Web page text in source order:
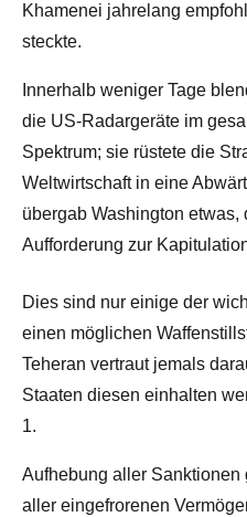
Khamenei jahrelang
steckte.
Innerhalb weniger Tage
die US-Radargeräte im
Spektrum; sie rüstete die
Weltwirtschaft in eine
übergab Washington etwas,
Aufforderung zur
Dies sind nur einige der
einen möglichen
Teheran vertraut jemals
Staaten diesen einhalten
1.
Aufhebung aller Sanktionen
aller eingefrorenen